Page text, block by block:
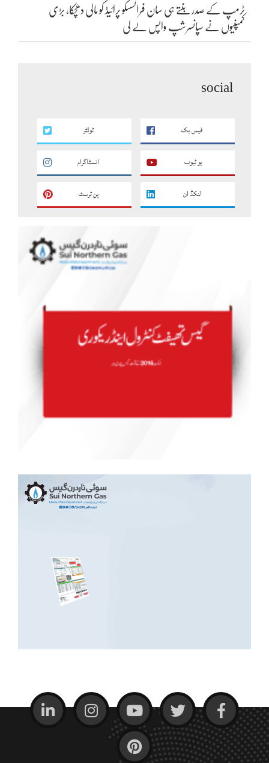
ٹرمپ کے صدر بنتے ہی سان فرانسسکو پرائیڈ کو مالی دھچکا، بڑی
کمپنیوں نے سپانسرشپ واپس لے لی
social
فیس بک ٹوئٹر
یو ٹیوب انسٹاگرام
لنکڈ ان پن ٹرسٹ